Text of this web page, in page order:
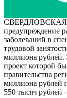
СВЕРДЛОВСКАЯ
предупреждение
заболеваний в
трудовой
миллиона рублей.
проект которой
правительства
миллиона рублей
550 тысяч рублей